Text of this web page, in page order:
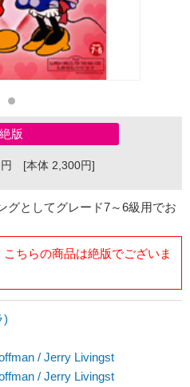
絶版
円 [本体 2,300円]
グとしてグレード7～6級用でお
ちらの商品は絶版でございま
)
/ Jerry Livingst
/ Jerry Livingst